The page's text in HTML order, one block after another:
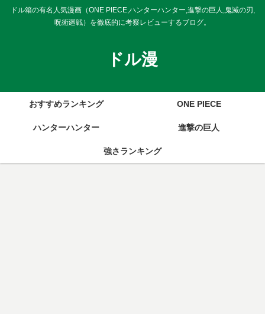
ドル箱の有名人気漫画（ONE PIECE,ハンターハンター,進撃の巨人,鬼滅の刃,
呪術廻戦）を徹底的に考察レビューするブログ。
ドル漫
おすすめランキング ONE PIECE
ハンターハンター 進撃の巨人
強さランキング